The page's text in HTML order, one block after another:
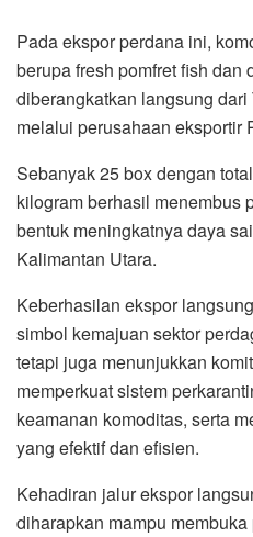
Pada ekspor perdana ini,
berupa fresh pomfret fish dan
diberangkatkan langsung
melalui perusahaan eksportir
Sebanyak 25 box dengan
kilogram berhasil menembus
bentuk meningkatnya daya
Kalimantan Utara.
Keberhasilan ekspor
simbol kemajuan sektor
tetapi juga menunjukkan
memperkuat sistem
keamanan komoditas, serta
yang efektif dan efisien.
Kehadiran jalur ekspor
diharapkan mampu